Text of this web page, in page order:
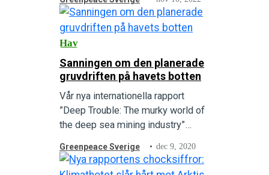
Profundo, the Netherlands based
research and advice consultancy,…
Hav
Sanningen om den planerade
gruvdriften på havets botten
Vår nya internationella rapport
”Deep Trouble: The murky world of
the deep sea mining industry”
vilka som förlorar om regeringar
tillåter exploatering av
Greenpeace Sverige dec 9, 2020